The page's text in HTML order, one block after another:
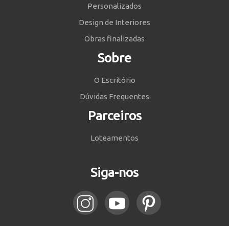
Personalizados
Design de Interiores
Obras finalizadas
Sobre
O Escritório
Dúvidas Frequentes
Parceiros
Loteamentos
Siga-nos